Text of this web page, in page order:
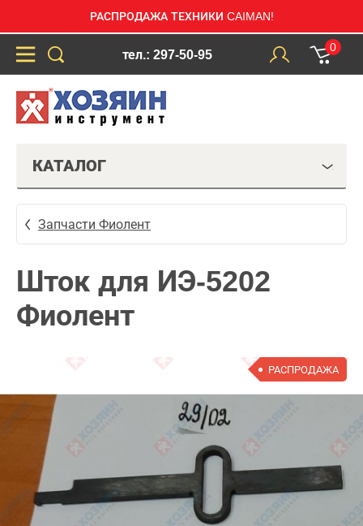
РАСПРОДАЖА ТЕХНИКИ CAIMAN!
тел.: 297-50-95
0
КАТАЛОГ
Запчасти Фиолент
Шток для ИЭ-5202
Фиолент
РАСПРОДАЖА